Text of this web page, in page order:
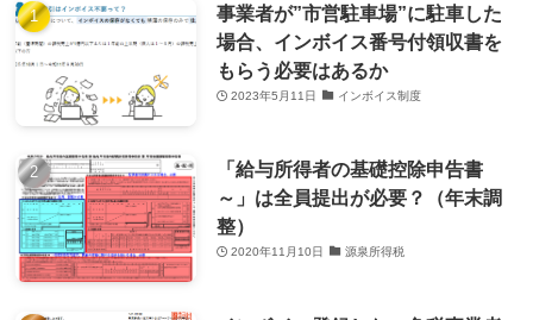
事業者が”市営駐車場”に駐車した
場合、インボイス番号付領収書を
もらう必要はあるか
2023年5月11日 インボイス制度
「給与所得者の基礎控除申告書
～」は全員提出が必要？（年末調
整）
2020年11月10日 源泉所得税